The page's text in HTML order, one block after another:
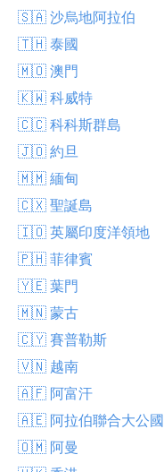
🇸🇦 沙烏地阿拉伯
🇹🇭 泰國
🇲🇴 澳門
🇰🇼 科威特
🇨🇨 科科斯群島
🇯🇴 約旦
🇲🇲 緬甸
🇨🇽 聖誕島
🇮🇴 英屬印度洋領地
🇵🇭 菲律賓
🇾🇪 葉門
🇲🇳 蒙古
🇨🇾 賽普勒斯
🇻🇳 越南
🇦🇫 阿富汗
🇦🇪 阿拉伯聯合大公國
🇴🇲 阿曼